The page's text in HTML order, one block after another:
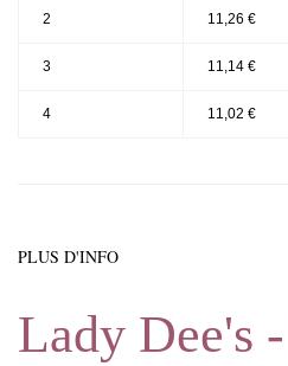
2 11,26 €
3 11,14 €
4 11,02 €
PLUS D'INFO
Lady Dee's